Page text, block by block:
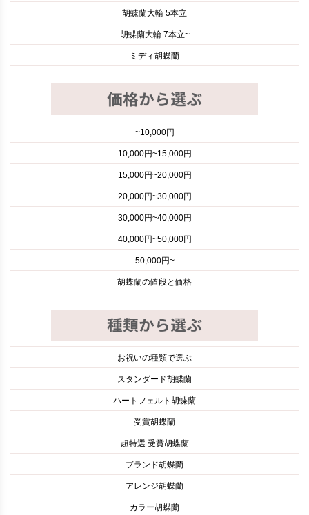
胡蝶蘭大輪 5本立
胡蝶蘭大輪 7本立~
ミディ胡蝶蘭
~10,000円
10,000円~15,000円
15,000円~20,000円
20,000円~30,000円
30,000円~40,000円
40,000円~50,000円
50,000円~
胡蝶蘭の値段と価格
お祝いの種類で選ぶ
スタンダード胡蝶蘭
ハートフェルト胡蝶蘭
受賞胡蝶蘭
超特選 受賞胡蝶蘭
ブランド胡蝶蘭
アレンジ胡蝶蘭
カラー胡蝶蘭